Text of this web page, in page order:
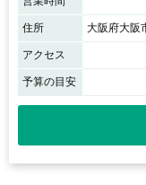
住所 大阪府大阪
アクセス
予算の目安